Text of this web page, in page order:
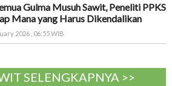
Gulma Musuh Sawit, Peneliti PPKS
Mana yang Harus Dikendalikan
2026 , 06:55 WIB
SELENGKAPNYA >>